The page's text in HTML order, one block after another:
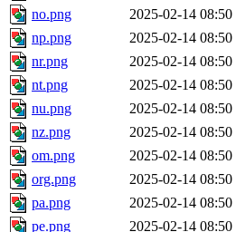
no.png
2025-02-14 08:50
np.png
2025-02-14 08:50
nr.png
2025-02-14 08:50
nt.png
2025-02-14 08:50
nu.png
2025-02-14 08:50
nz.png
2025-02-14 08:50
om.png
2025-02-14 08:50
org.png
2025-02-14 08:50
pa.png
2025-02-14 08:50
pe.png
2025-02-14 08:50